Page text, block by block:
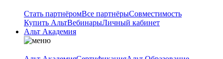
Стать партнёромВсе партнёрыСовместимость
Купить АльтВебинарыЛичный кабинет
Альт Академия